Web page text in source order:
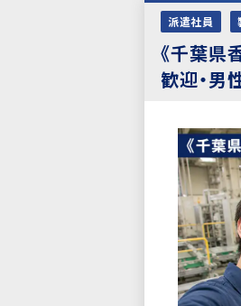
派遣社員
《千葉
歓迎・男